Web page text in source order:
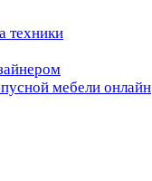
техники
мебели онлайн